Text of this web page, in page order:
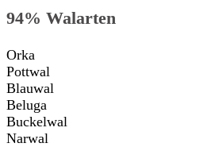
94% Walarten
Orka
Pottwal
Blauwal
Beluga
Buckelwal
Narwal